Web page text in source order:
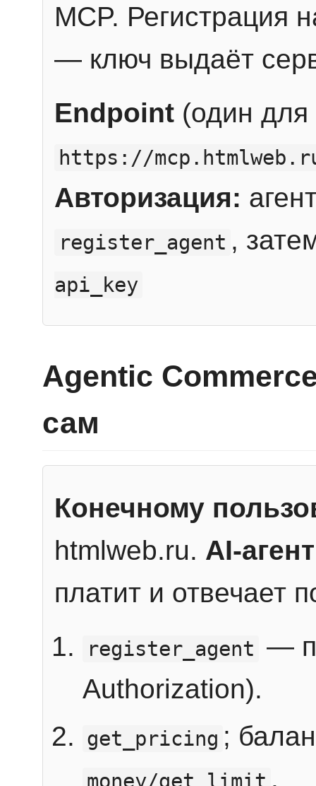
MCP. Регистрация
— ключ выдаёт
Endpoint (один для
https://
Авторизация:
register_agent ,
api_key
Agentic
сам
Конечному
htmlweb.ru. AI-агент
платит и отвечает
register_agent —
Authorization).
get_pricing ;
.